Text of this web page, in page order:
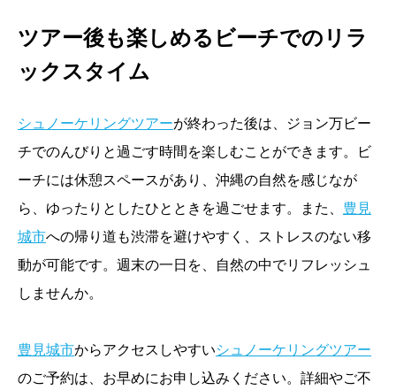
ツアー後も楽しめるビーチでのリラ
ックスタイム
シュノーケリングツアーが終わった後は、ジョン万ビー
チでのんびりと過ごす時間を楽しむことができます。ビ
ーチには休憩スペースがあり、沖縄の自然を感じなが
ら、ゆったりとしたひとときを過ごせます。また、 豊見
城市への帰り道も渋滞を避けやすく、ストレスのない移
動が可能です。週末の一日を、自然の中でリフレッシュ
しませんか。
豊見城市からアクセスしやすいシュノーケリングツアー
のご予約は、お早めにお申し込みください。詳細やご不